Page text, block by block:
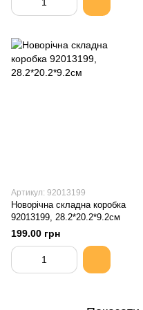
Артикул: 92013199
Новорічна складна коробка
92013199, 28.2*20.2*9.2см
199.00 грн